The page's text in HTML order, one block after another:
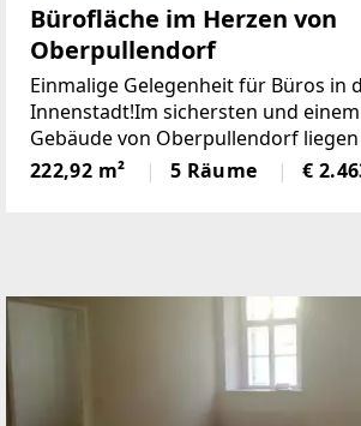
Bürofläche im Herzen von
Oberpullendorf
Einmalige Gelegenheit für Büros in
Innenstadt!Im sichersten und
Gebäude von Oberpullendorf
großzügigen Büroräumlichkeiten im
Dachgeschoß.Mit seinen 6
222,92 m² 5 Räume €